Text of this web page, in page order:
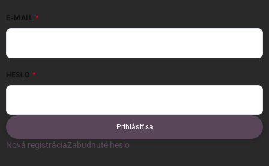
E-MAIL
HESLO
Prihlásiť sa
Nová registráciaZabudnuté heslo